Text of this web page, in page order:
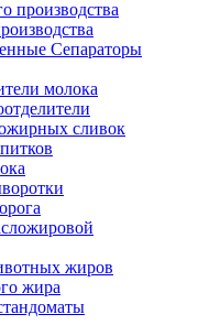
Сепараторы
молока
сливок
жиров
жира